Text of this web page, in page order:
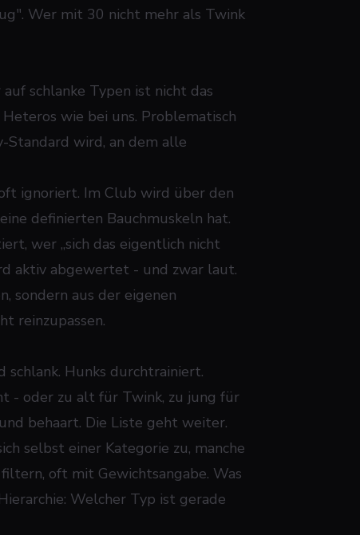
Wer mit 30 nicht mehr als Twink
schlanke Typen ist nicht das
wie bei uns. Problematisch
Standard wird, an dem alle
ignoriert. Im Club wird über den
definierten Bauchmuskeln hat.
wer „sich das eigentlich nicht
aktiv abgewertet - und zwar laut.
sondern aus der eigenen
reinzupassen.
Hunks durchtrainiert.
- oder zu alt für Twink, zu jung für
behaart. Die Liste geht weiter.
selbst einer Kategorie zu, manche
oft mit Gewichtsangabe. Was
Welcher Typ ist gerade